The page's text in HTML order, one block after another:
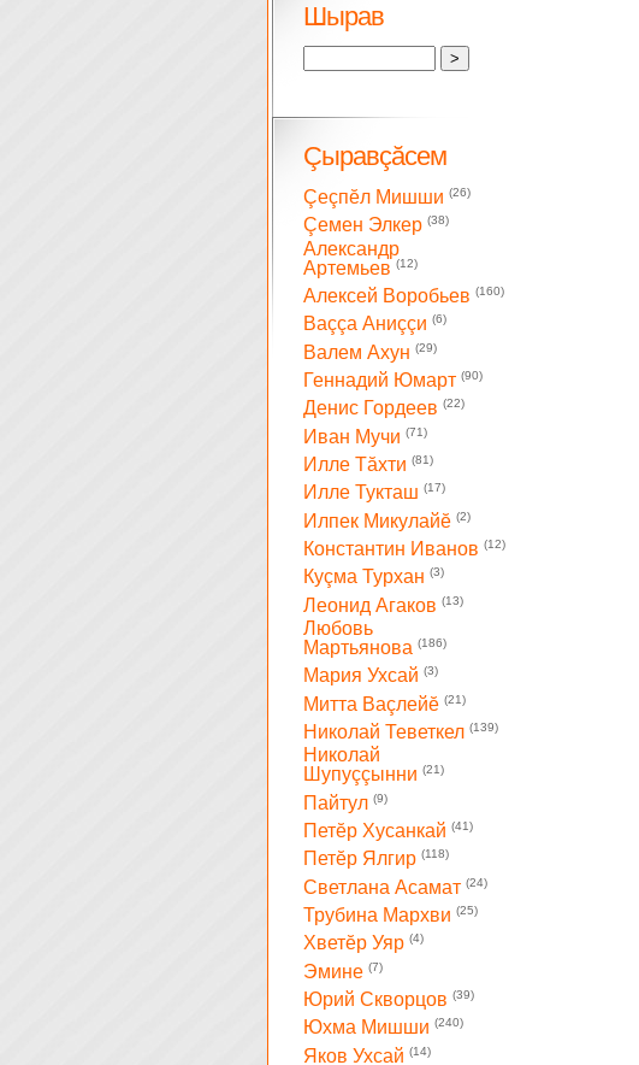
Шырав
Çыравçăсем
Çеçпĕл Мишши (26)
Çемен Элкер (38)
Александр
Артемьев (12)
Алексей Воробьев (160)
Ваççа Аниççи (6)
Валем Ахун (29)
Геннадий Юмарт (90)
Денис Гордеев (22)
Иван Мучи (71)
Илле Тăхти (81)
Илле Тукташ (17)
Илпек Микулайĕ (2)
Константин Иванов (12)
Куçма Турхан (3)
Леонид Агаков (13)
Любовь
Мартьянова (186)
Мария Ухсай (3)
Митта Ваçлейĕ (21)
Николай Теветкел (139)
Николай
Шупуççынни (21)
Пайтул (9)
Петĕр Хусанкай (41)
Петĕр Ялгир (118)
Светлана Асамат (24)
Трубина Мархви (25)
Хветĕр Уяр (4)
Эмине (7)
Юрий Скворцов (39)
Юхма Мишши (240)
Яков Ухсай (14)